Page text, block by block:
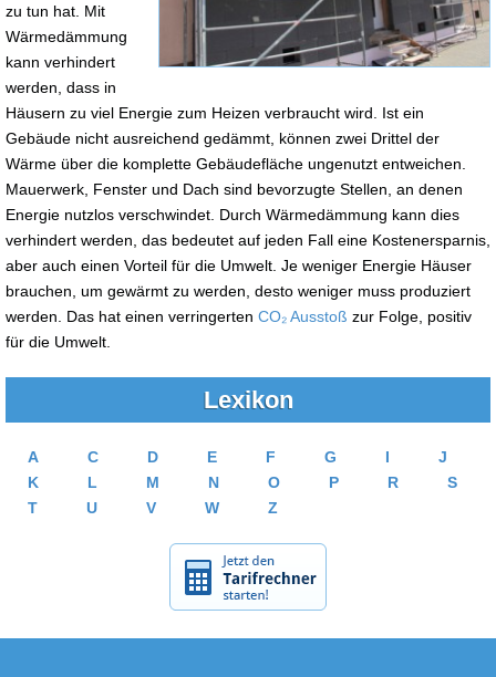
zu tun hat. Mit
Wärmedämmung
kann verhindert
werden, dass in
Häusern zu viel Energie zum Heizen verbraucht wird. Ist ein
Gebäude nicht ausreichend gedämmt, können zwei Drittel der
Wärme über die komplette Gebäudefläche ungenutzt entweichen.
Mauerwerk, Fenster und Dach sind bevorzugte Stellen, an denen
Energie nutzlos verschwindet. Durch Wärmedämmung kann dies
verhindert werden, das bedeutet auf jeden Fall eine Kostenersparnis,
aber auch einen Vorteil für die Umwelt. Je weniger Energie Häuser
brauchen, um gewärmt zu werden, desto weniger muss produziert
werden. Das hat einen verringerten CO₂ Ausstoß zur Folge, positiv
für die Umwelt.
Lexikon
A C D E F G I
J
K
L M N O P R
S
T
U V W Z